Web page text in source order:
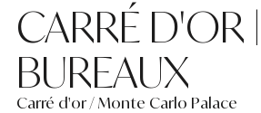
CARRÉ D'OR
BUREAUX
Carré d'or / Monte Carlo Palace